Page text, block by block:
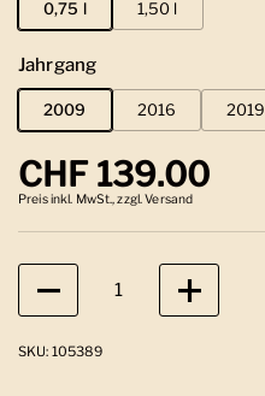
0,75 l 1,50 l
Jahrgang
2009 2016 2019
Regulärer Preis
CHF 139.00
Preis inkl. MwSt., zzgl. Versand
Anzahl
SKU: 105389